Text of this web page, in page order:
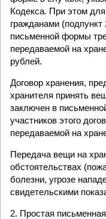
Кодекса. При этом
гражданами
письменной формы
передаваемой на
рублей.
Договор хранения,
хранителя принять
заключен в
участников этого
передаваемой на
Передача вещи на
обстоятельствах
болезни, угрозе
свидетельскими
2. Простая